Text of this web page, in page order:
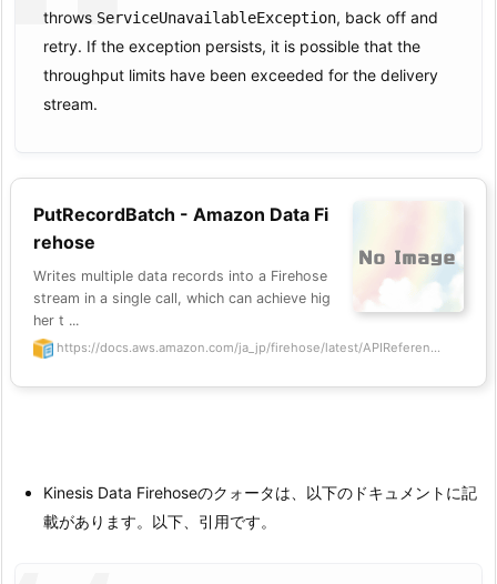
throws ServiceUnavailableException, back off and
retry. If the exception persists, it is possible that the
throughput limits have been exceeded for the delivery
stream.
PutRecordBatch - Amazon Data Fi
rehose
Writes multiple data records into a Firehose
stream in a single call, which can achieve hig
her t ...
https://docs.aws.amazon.com/ja_jp/firehose/latest/APIReferen...
Kinesis Data Firehoseのクォータは、以下のドキュメントに記
載があります。以下、引用です。